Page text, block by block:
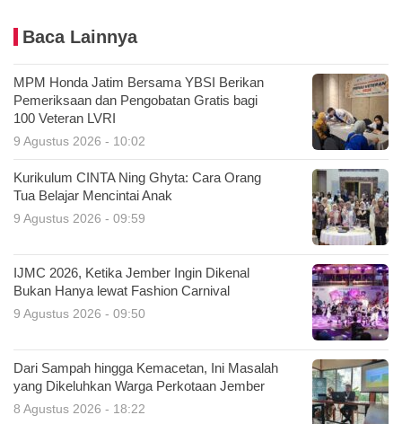
Baca Lainnya
MPM Honda Jatim Bersama YBSI Berikan
Pemeriksaan dan Pengobatan Gratis bagi
100 Veteran LVRI
9 Agustus 2026 - 10:02
Kurikulum CINTA Ning Ghyta: Cara Orang
Tua Belajar Mencintai Anak
9 Agustus 2026 - 09:59
IJMC 2026, Ketika Jember Ingin Dikenal
Bukan Hanya lewat Fashion Carnival
9 Agustus 2026 - 09:50
Dari Sampah hingga Kemacetan, Ini Masalah
yang Dikeluhkan Warga Perkotaan Jember
8 Agustus 2026 - 18:22